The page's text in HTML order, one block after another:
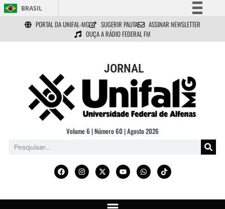
BRASIL
Simplifique!
Comunica BR
Acesso à informação
Legislação
Canais
PORTAL DA UNIFAL-MG SUGERIR PAUTA
ASSINAR NEWSLETTER
OUÇA A RÁDIO FEDERAL FM
JORNAL
Volume 6 | Número 60 | Agosto 2026